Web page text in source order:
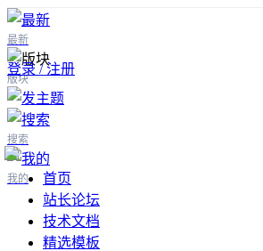
最新
版块
搜索
我的
登录 / 注册
首页
站长论坛
技术文档
精选模板